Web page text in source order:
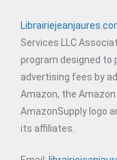
Services LLC
program designed to
advertising fees by
Amazon, the
AmazonSupply logo
its affiliates.